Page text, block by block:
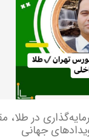
در طلا،
جهانی